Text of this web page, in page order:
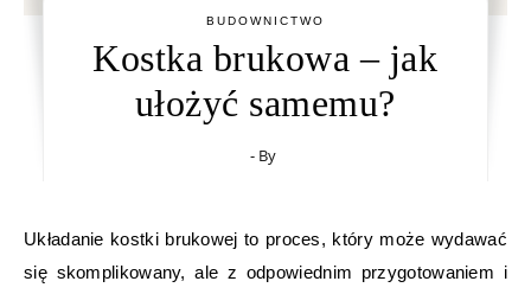
BUDOWNICTWO
Kostka brukowa – jak
ułożyć samemu?
- By
Układanie kostki brukowej to proces, który może wydawać
się skomplikowany, ale z odpowiednim przygotowaniem i